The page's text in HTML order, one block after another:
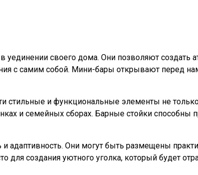
своего дома. Они позволяют создать
с самим собой. Мини-бары открывают перед
стильные и функциональные элементы не
и семейных сборах. Барные стойки
адаптивность. Они могут быть размещены
создания уютного уголка, который будет